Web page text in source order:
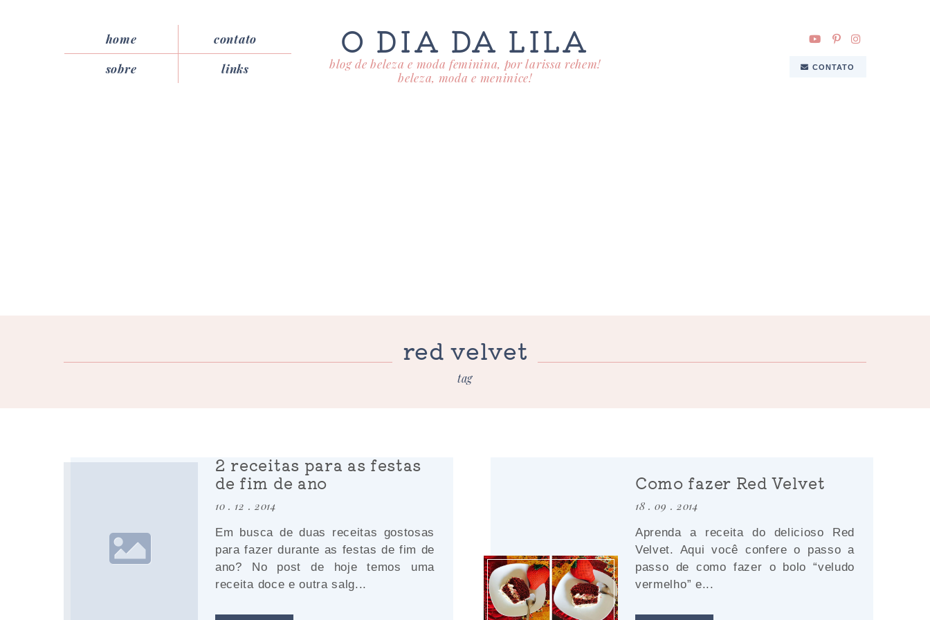
home
contato
sobre
links
O DIA DA LILA
blog de beleza e moda feminina, por larissa rehem!
beleza, moda e meninice!
CONTATO
red velvet
tag
2 receitas para as festas
de fim de ano
10 . 12 . 2014
Em busca de duas receitas gostosas
para fazer durante as festas de fim de
ano? No post de hoje temos uma
receita doce e outra salg...
Como fazer Red Velvet
18 . 09 . 2014
Aprenda a receita do delicioso Red
Velvet. Aqui você confere o passo a
passo de como fazer o bolo “veludo
vermelho” e...